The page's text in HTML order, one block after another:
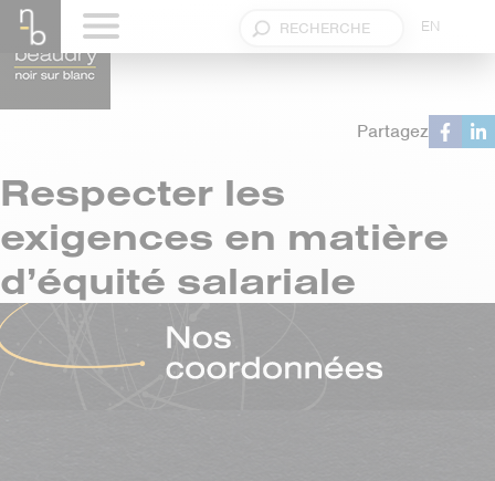
EN
Partagez
Respecter les
exigences en matière
d’équité salariale